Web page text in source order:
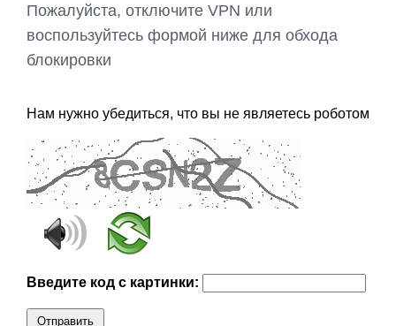
Пожалуйста, отключите VPN или
воспользуйтесь формой ниже для обхода
блокировки
Нам нужно убедиться, что вы не являетесь роботом
Введите код с картинки:
Отправить